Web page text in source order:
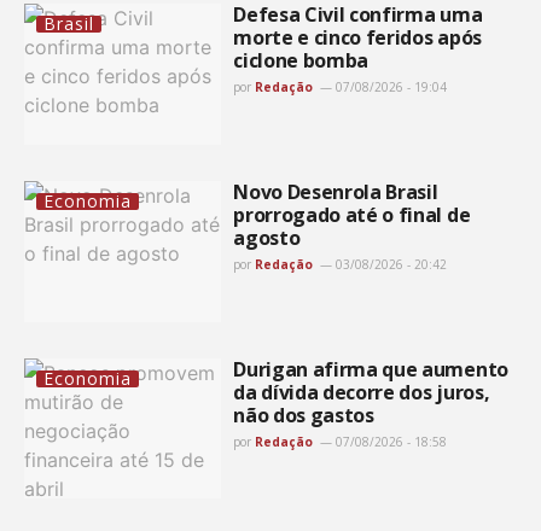
Brasil
Defesa Civil confirma uma
morte e cinco feridos após
ciclone bomba
por Redação 07/08/2026 - 19:04
Economia
Novo Desenrola Brasil
prorrogado até o final de
agosto
por Redação 03/08/2026 - 20:42
Economia
Durigan afirma que aumento
da dívida decorre dos juros,
não dos gastos
por Redação 07/08/2026 - 18:58